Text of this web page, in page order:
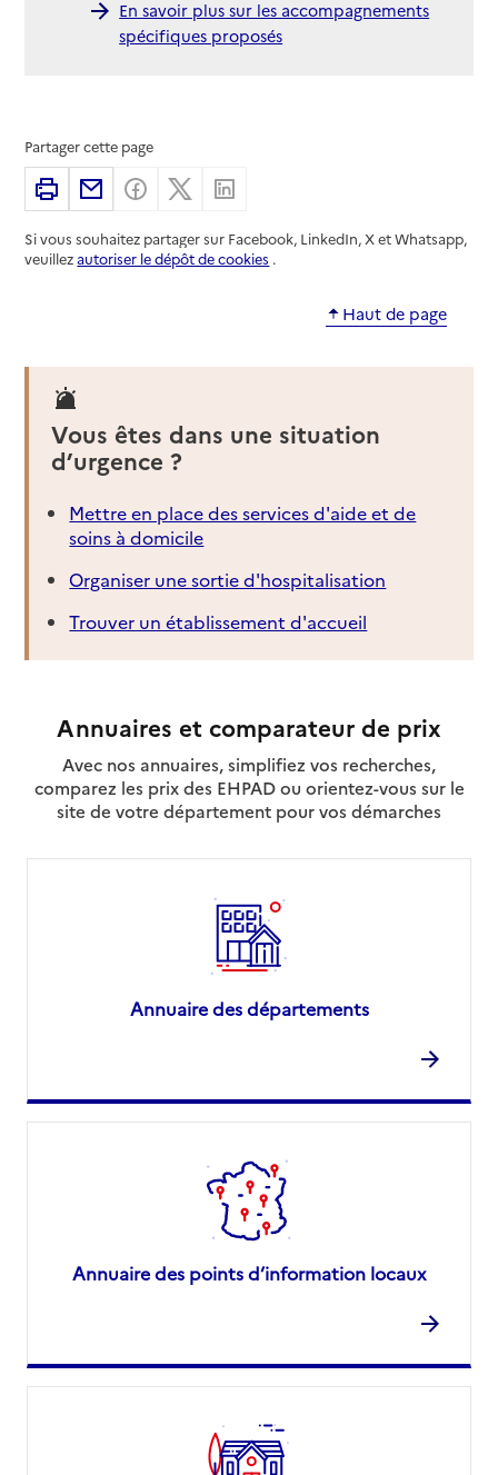
En savoir plus sur les accompagnements
spécifiques proposés
Partager cette page
ImprimerPartager par email
Partager sur Facebook
Partager sur X
Si vous souhaitez partager sur Facebook, LinkedIn, X et Whatsapp,
veuillezautoriser le dépôt de cookies .
Haut de page
Vous êtes dans une situation
d’urgence ?
Mettre en place des services d'aide et de
soins à domicile
Organiser une sortie d'hospitalisation
Trouver un établissement d'accueil
Annuaires et comparateur de prix
Avec nos annuaires, simplifiez vos recherches,
comparez les prix des EHPAD ou orientez-vous sur le
site de votre département pour vos démarches
Annuaire des départements
Annuaire des points d’information locaux